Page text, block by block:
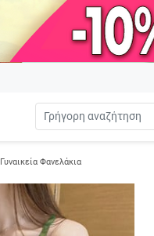
Γυναικεία Φανελάκια